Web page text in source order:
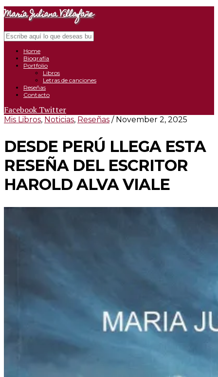
María Juliana Villafañe
Search
Close
Home
Biografía
Portfolio
Libros
Letras de canciones
Reseñas
Contacto
Facebook Twitter
Mis Libros, Noticias, Reseñas / November 2, 2025
DESDE PERÚ LLEGA ESTA
RESEÑA DEL ESCRITOR
HAROLD ALVA VIALE